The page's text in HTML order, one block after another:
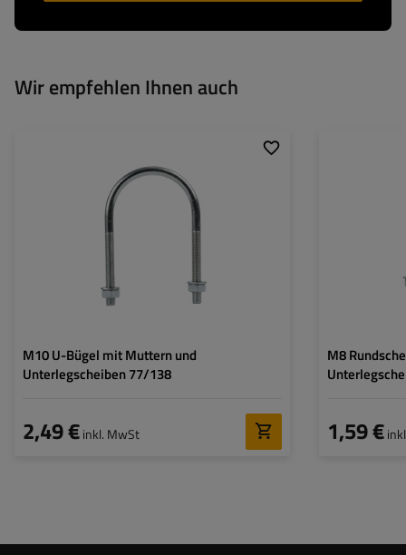
Wir empfehlen Ihnen auch
M10 U-Bügel mit Muttern und
Unterlegscheiben 77/138
2,49 €inkl. MwSt
77 mm
M8
1,59 €